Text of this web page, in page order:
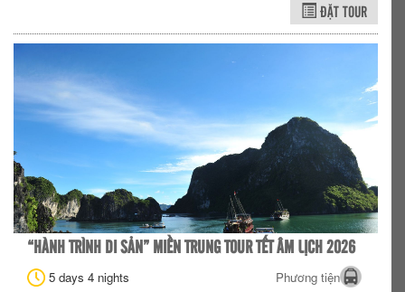
ĐẶT TOUR
“HÀNH TRÌNH DI SẢN” MIỀN TRUNG TOUR TẾT ÂM LỊCH 2026
5 days 4 nights
Phương tiện